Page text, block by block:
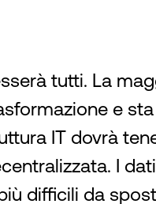
tutti. La
e
IT dovrà
I
difficili da